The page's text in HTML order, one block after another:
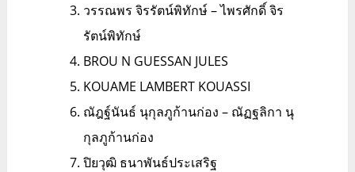
วรรณพร จิรรัตน์พิทักษ์ – ไพรศักดิ์ จิร
รัตน์พิทักษ์
BROU N GUESSAN JULES
KOUAME LAMBERT KOUASSI
ณัฎฐ์นันธ์ นุกุลภูก้านก่อง – ณัฏฐลิกา นุ
กุลภูก้านก่อง
ปิยวุฒิ ธนาพันธ์ประเสริฐ